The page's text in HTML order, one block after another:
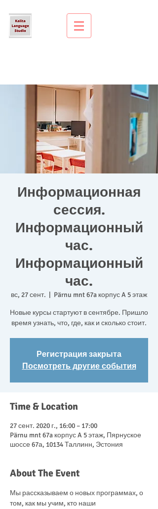
Информационная
сессия.
Информационный
час.
Информационный
час.
вс, 27 сент. Pärnu mnt 67a корпус A 5 этаж
Новые курсы стартуют в сентябре. Пришло
Регистрация закрыта
Посмотреть другие события
Time & Location
27 сент. 2020 г., 16:00 – 17:00
Pärnu mnt 67a корпус A 5 этаж, Пярнуское
шоссе 67а, 10134 Таллинн, Эстония
About The Event
Мы рассказываем о новых программах, о
том, как мы учим, кто наши